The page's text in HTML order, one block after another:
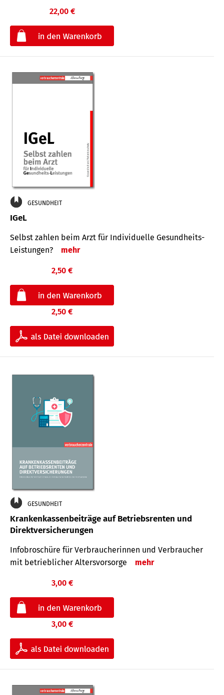
22,00 €
GESUNDHEIT
IGeL
Selbst zahlen beim Arzt für Indi­vidu­elle Gesund­heits-
Leis­tungen?
mehr
2,50 €
2,50 €
GESUNDHEIT
Krankenkassenbeiträge auf Betriebsrenten und
Direktversicherungen
Infobroschüre für Verbraucherinnen und Verbraucher
mit betrieblicher Altersvorsorge
mehr
3,00 €
3,00 €